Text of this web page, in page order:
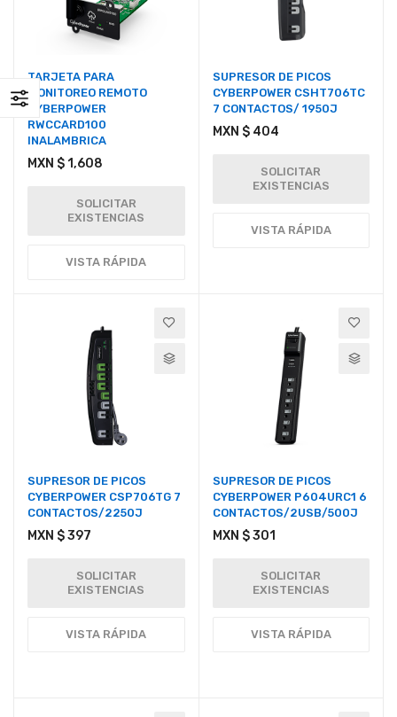
TARJETA PARA
MONITOREO REMOTO
CYBERPOWER
RWCCARD100
INALAMBRICA
MXN $ 1,608
SOLICITAR
EXISTENCIAS
VISTA RÁPIDA
SUPRESOR DE PICOS
CYBERPOWER CSHT706TC
7 CONTACTOS/ 1950J
MXN $ 404
SOLICITAR
EXISTENCIAS
VISTA RÁPIDA
SUPRESOR DE PICOS
CYBERPOWER CSP706TG 7
CONTACTOS/2250J
MXN $ 397
SOLICITAR
EXISTENCIAS
VISTA RÁPIDA
SUPRESOR DE PICOS
CYBERPOWER P604URC1 6
CONTACTOS/2USB/500J
MXN $ 301
SOLICITAR
EXISTENCIAS
VISTA RÁPIDA